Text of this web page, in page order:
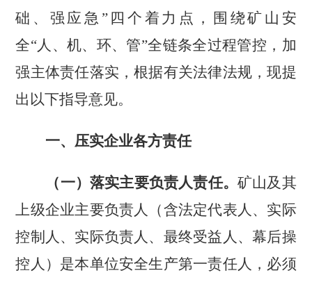
础、强应急”四个着力点，围绕矿山安
全“人、机、环、管”全链条全过程管控，加
强主体责任落实，根据有关法律法规，现提
出以下指导意见。
一、压实企业各方责任
（一）落实主要负责人责任。 矿山及其
上级企业主要负责人（含法定代表人、实际
控制人、实际负责人、最终受益人、幕后操
控人）是本单位安全生产第一责任人，必须